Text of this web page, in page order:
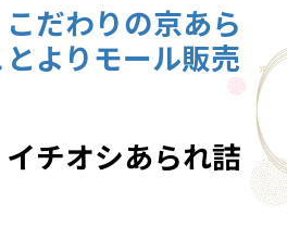
1
だわりの京あら
よりモール販売
チオシあられ詰